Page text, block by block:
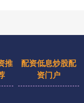
推
配资低息炒股配
资门户